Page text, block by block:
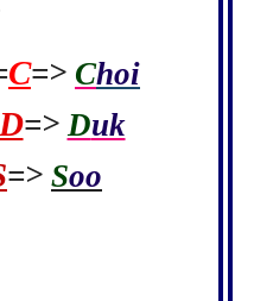
C=> Choi
=>Duk
=> Soo